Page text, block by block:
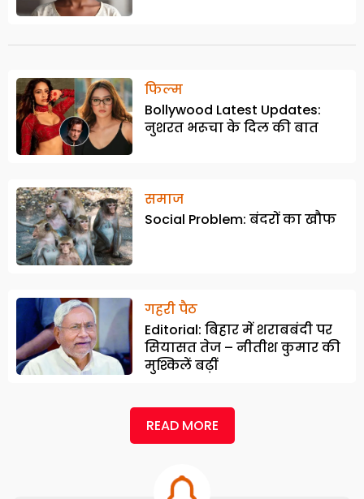
फिल्म
Bollywood Latest Updates:
नुशरत भरूचा के दिल की बात
समाज
Social Problem: बंदरों का खौफ
गहरी पैठ
Editorial: बिहार में शराबबंदी पर
सियासत तेज – नीतीश कुमार की
मुश्किलें बढ़ीं
READ MORE